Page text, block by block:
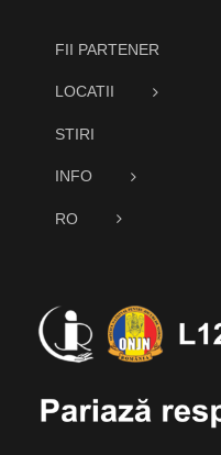
FII PARTENER
LOCATII
STIRI
INFO
RO